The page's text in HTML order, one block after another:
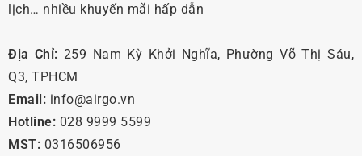
lịch… nhiều khuyến mãi hấp dẫn
Địa Chỉ: 259 Nam Kỳ Khởi Nghĩa, Phường Võ Thị Sáu,
Q3, TPHCM
Email: info@airgo.vn
Hotline: 028 9999 5599
MST: 0316506956